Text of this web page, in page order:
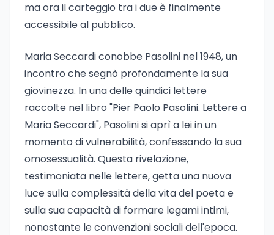
ma ora il carteggio tra i due è finalmente
accessibile al pubblico.
Maria Seccardi conobbe Pasolini nel 1948, un
incontro che segnò profondamente la sua
giovinezza. In una delle quindici lettere
raccolte nel libro "Pier Paolo Pasolini. Lettere a
Maria Seccardi", Pasolini si aprì a lei in un
momento di vulnerabilità, confessando la sua
omosessualità. Questa rivelazione,
testimoniata nelle lettere, getta una nuova
luce sulla complessità della vita del poeta e
sulla sua capacità di formare legami intimi,
nonostante le convenzioni sociali dell'epoca.